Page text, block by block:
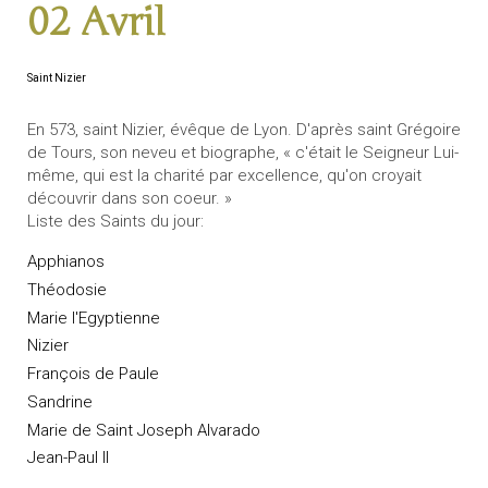
02 Avril
Saint Nizier
En 573, saint Nizier, évêque de Lyon. D'après saint Grégoire
de Tours, son neveu et biographe, « c'était le Seigneur Lui-
même, qui est la charité par excellence, qu'on croyait
découvrir dans son coeur. »
Liste des Saints du jour:
Apphianos
Théodosie
Marie l'Egyptienne
Nizier
François de Paule
Sandrine
Marie de Saint Joseph Alvarado
Jean-Paul II